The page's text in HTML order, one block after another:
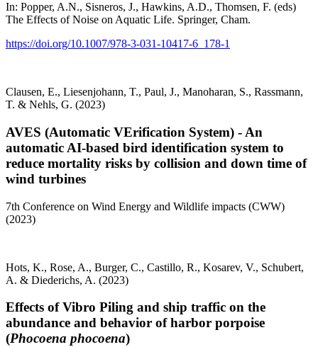
In: Popper, A.N., Sisneros, J., Hawkins, A.D., Thomsen, F. (eds)
The Effects of Noise on Aquatic Life. Springer, Cham.
https://doi.org/10.1007/978-3-031-10417-6_178-1
Clausen, E., Liesenjohann, T., Paul, J., Manoharan, S., Rassmann,
T. & Nehls, G. (2023)
AVES (Automatic VErification System) - An
automatic AI-based bird identification system to
reduce mortality risks by collision and down time of
wind turbines
7th Conference on Wind Energy and Wildlife impacts (CWW)
(2023)
Hots, K., Rose, A., Burger, C., Castillo, R., Kosarev, V., Schubert,
A. & Diederichs, A. (2023)
Effects of Vibro Piling and ship traffic on the
abundance and behavior of harbor porpoise
(Phocoena phocoena)